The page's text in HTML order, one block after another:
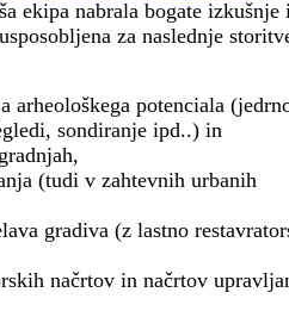
ekipa nabrala bogate izkušnje
za naslednje
arheološkega potenciala
sondiranje ipd..) in
(tudi v zahtevnih urbanih
gradiva (z lastno
načrtov in načrtov